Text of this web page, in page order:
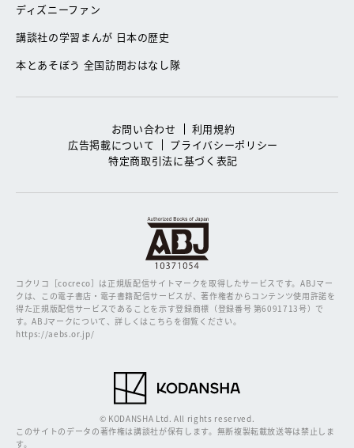
ディズニーファン
講談社の学習まんが 日本の歴史
本とあそぼう 全国訪問おはなし隊
お問い合わせ
利用規約
広告掲載について
プライバシーポリシー
特定商取引法に基づく表記
コクリコ［cocreco］は正規版配信サイトマークを取得したサービスです。ABJマー
クは、この電子書店・電子書籍配信サービスが、著作権者からコンテンツ使用許諾を
得た正規版配信サービスであることを示す登録商標（登録番号 第6091713号）で
す。ABJマークについて、詳しくはこちらを御覧ください。
https://aebs.or.jp/
© KODANSHA Ltd. All rights reserved.
このサイトのデータの著作権は講談社が保有します。無断複製転載放送等は禁止しま
す。